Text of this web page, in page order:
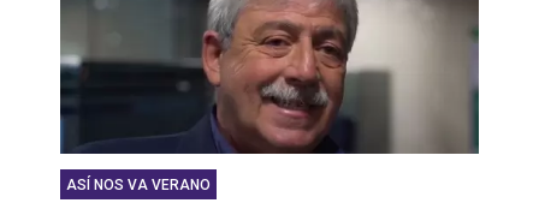
ASÍ NOS VA VERANO